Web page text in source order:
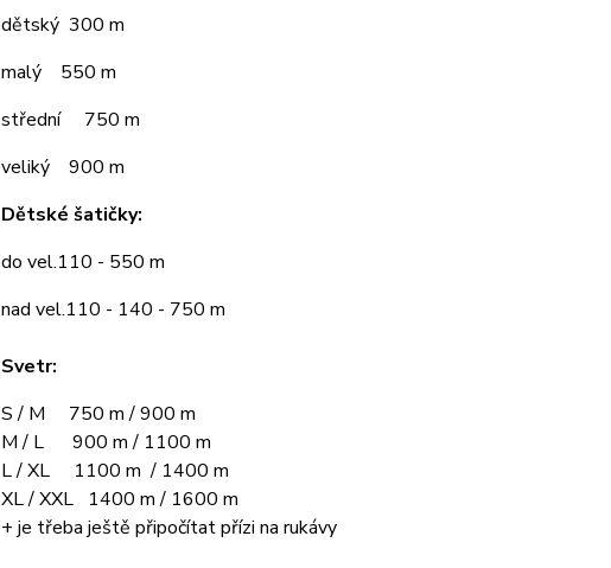
dětský 300 m
malý 550 m
střední 750 m
veliký 900 m
Dětské šatičky:
do vel.110 - 550 m
nad vel.110 - 140 - 750 m
Svetr:
S / M 750 m / 900 m
M / L 900 m / 1100 m
L / XL 1100 m / 1400 m
XL / XXL 1400 m / 1600 m
+ je třeba ještě připočítat přízi na rukávy